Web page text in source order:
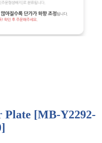
Plate [MB-Y2292-